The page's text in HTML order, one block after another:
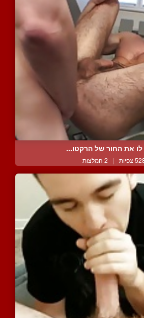
את החור של הרקטו...
צפיות | 2 המלצות